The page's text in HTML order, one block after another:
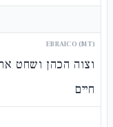
EBRAICO (MT)
וצוה הכהן ושחט
חיים